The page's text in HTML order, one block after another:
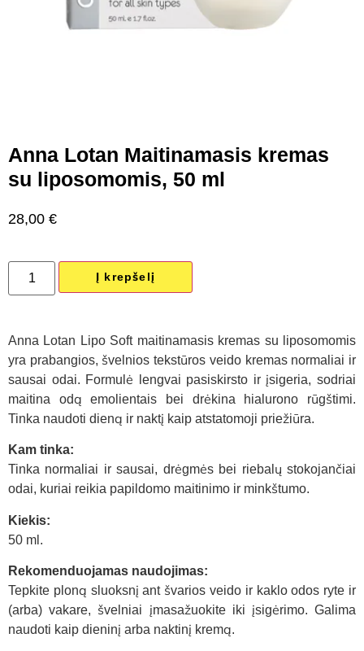
Anna Lotan Maitinamasis kremas
su liposomomis, 50 ml
28,00 €
Į krepšelį
Anna Lotan Lipo Soft maitinamasis kremas su liposomomis
yra prabangios, švelnios tekstūros veido kremas normaliai ir
sausai odai. Formulė lengvai pasiskirsto ir įsigeria, sodriai
maitina odą emolientais bei drėkina hialurono rūgštimi.
Tinka naudoti dieną ir naktį kaip atstatomoji priežiūra.
Kam tinka:
Tinka normaliai ir sausai, drėgmės bei riebalų stokojančiai
odai, kuriai reikia papildomo maitinimo ir minkštumo.
Kiekis:
50 ml.
Rekomenduojamas naudojimas:
Tepkite ploną sluoksnį ant švarios veido ir kaklo odos ryte ir
(arba) vakare, švelniai įmasažuokite iki įsigėrimo. Galima
naudoti kaip dieninį arba naktinį kremą.